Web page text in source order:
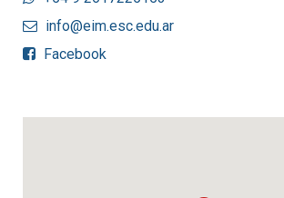
info@eim.esc.edu.ar
Facebook